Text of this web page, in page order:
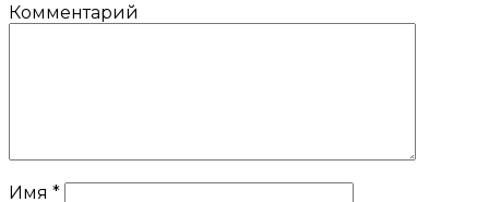
Комментарий
Имя *